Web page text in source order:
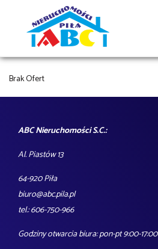
NOTATNIK
Brak Ofert
ABC Nieruchomości S.C.:
Al. Piastów 13
64-920 Piła
biuro@abc.pila.pl
tel.: 606-750-966
Godziny otwarcia biura: pon-pt 9:00-17:00